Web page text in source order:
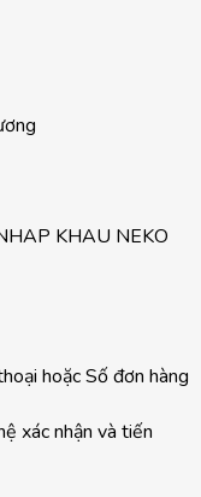
KHAU NEKO
hoặc Số đơn hàng
xác nhận và tiến